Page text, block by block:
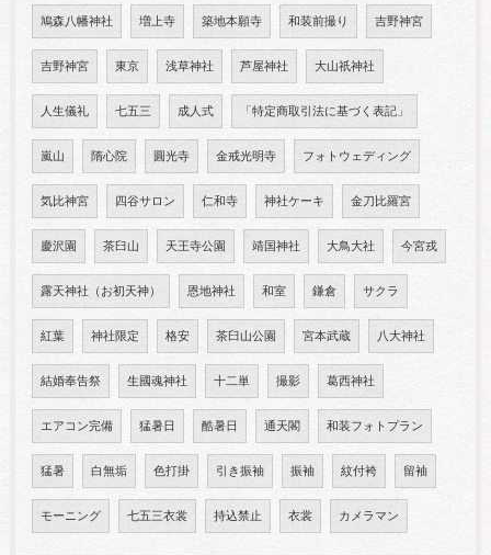
鳩森八幡神社 増上寺 築地本願寺 和装前撮り 吉野神宮
吉野神宮 東京 浅草神社 芦屋神社 大山祇神社
人生儀礼 七五三 成人式 「特定商取引法に基づく表記」
嵐山 隋心院 圓光寺 金戒光明寺 フォトウェディング
気比神宮 四谷サロン 仁和寺 神社ケーキ 金刀比羅宮
慶沢園 茶臼山 天王寺公園 靖国神社 大鳥大社 今宮戎
露天神社（お初天神） 恩地神社 和室 鎌倉 サクラ
紅葉 神社限定 格安 茶臼山公園 宮本武蔵 八大神社
結婚奉告祭 生國魂神社 十二単 撮影 葛西神社
エアコン完備 猛暑日 酷暑日 通天閣 和装フォトプラン
猛暑 白無垢 色打掛 引き振袖 振袖 紋付袴 留袖
モーニング 七五三衣裳 持込禁止 衣裳 カメラマン